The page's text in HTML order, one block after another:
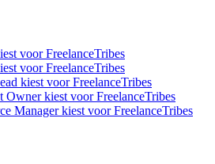
voor FreelanceTribes
voor FreelanceTribes
kiest voor FreelanceTribes
Owner kiest voor FreelanceTribes
Manager kiest voor FreelanceTribes